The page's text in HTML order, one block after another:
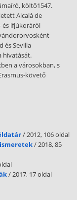
itt vannak a
hipotalamuszra
központokba a
az ingerületet. A
váltanak ki,
fenntartják. A
ezért a zsigeri
és általában
pályák
hagyják el a
vegetatív
mozgósítja a
másrészt
hatás
A
vészreakciót
költő1547.
Alcalá de
és ifjúkoráról
és Sevilla
hivatását.
a városokban, s
követő
/ 2012, 106 oldal
/ 2018, 85
/ 2017, 17 oldal